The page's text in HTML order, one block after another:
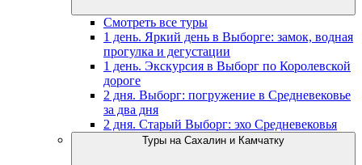
Смотреть все туры
1 день. Яркий день в Выборге: замок, водная
прогулка и дегустации
1 день. Экскурсия в Выборг по Королевской
дороге
2 дня. Выборг: погружение в Средневековье
за два дня
2 дня. Старый Выборг: эхо Средневековья
Туры на Сахалин и Камчатку